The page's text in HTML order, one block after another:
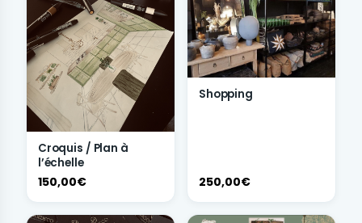
Croquis / Plan à
l’échelle
150,00€
Shopping
250,00€